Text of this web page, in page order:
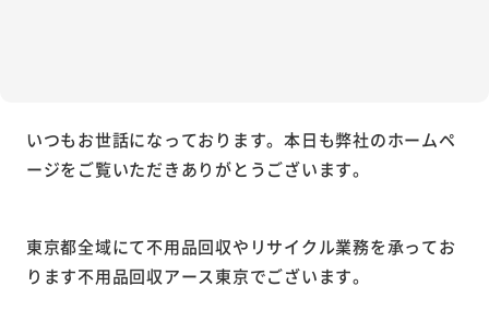
いつもお世話になっております。本日も弊社のホームペ
ージをご覧いただきありがとうございます。
東京都全域にて不用品回収やリサイクル業務を承ってお
ります不用品回収アース東京でございます。